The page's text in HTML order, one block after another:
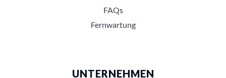
FAQs
Fernwartung
UNTERNEHMEN